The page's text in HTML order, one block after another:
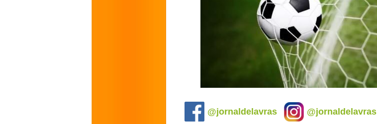
@jornaldelavras @jornaldelavras